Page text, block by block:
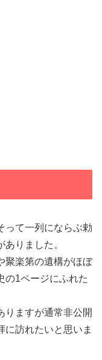
って一列にならぶ勅
りました。
聚楽第の遺構がほぼ
の1ページにふれた
りますが通常非公開
に訪れたいと思いま